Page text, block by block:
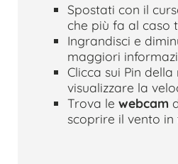
Spostati con il
che più fa al caso
Ingrandisci e
maggiori
Clicca sui Pin
visualizzare la
Trova le webcam
scoprire il vento